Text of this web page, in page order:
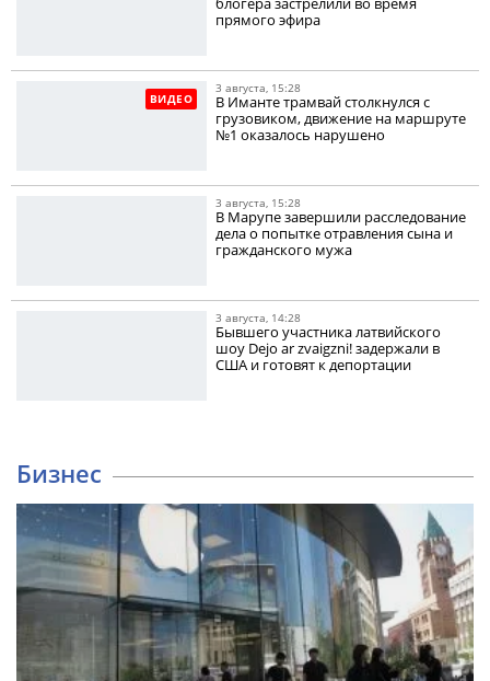
прямого эфира
ВИДЕО
3 августа, 15:28
В Иманте трамвай столкнулся с
грузовиком, движение на маршруте
№1 оказалось нарушено
3 августа, 15:28
В Марупе завершили расследование
дела о попытке отравления сына и
гражданского мужа
3 августа, 14:28
Бывшего участника латвийского
шоу Dejo ar zvaigzni! задержали в
США и готовят к депортации
Бизнес